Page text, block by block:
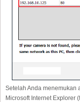
Setelah Anda menemukan
Microsoft Internet Explorer